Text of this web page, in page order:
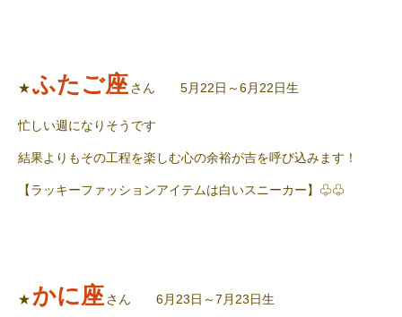
★ふたご座さん 5月22日～6月22日生
忙しい週になりそうです
結果よりもその工程を楽しむ心の余裕が吉を呼び込みます！
【ラッキーファッションアイテムは白いスニーカー】♧♧
★ かに座さん 6月23日～7月23日生